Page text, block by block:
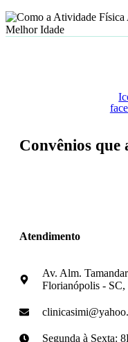
Convênios que
Atendimento
Av. Alm.
Florianópolis - SC,
Segunda à Sexta: